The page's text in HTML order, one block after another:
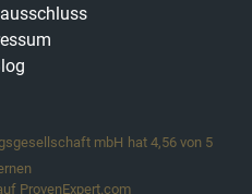
mbH hat 4,56 von 5
ProvenExpert.com